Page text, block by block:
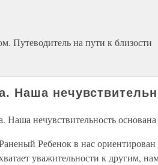
Путеводитель на пути к близости
Наша
Наша нечувствительность основана
Ребенок в нас
уважительности к другим,